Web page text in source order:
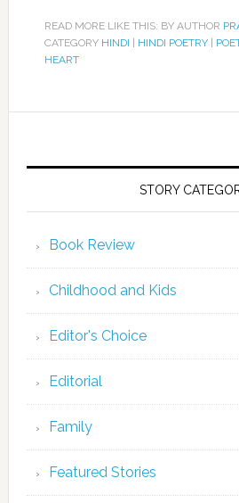
READ MORE LIKE THIS: BY AUTHOR
CATEGORY HINDI HINDI POETRY|
HEART
STORY
Book Review
Childhood and Kids
Editor's Choice
Editorial
Family
Featured Stories